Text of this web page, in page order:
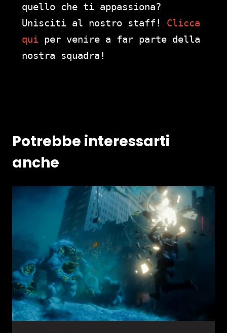
quello che ti appassiona?
Unisciti al nostro staff! Clicca
qui per venire a far parte della
nostra squadra!
Potrebbe interessarti
anche